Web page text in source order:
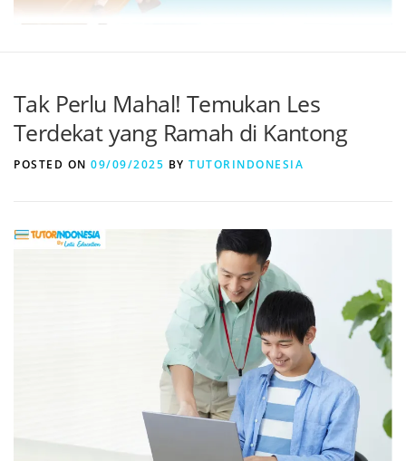
Tak Perlu Mahal! Temukan Les
Terdekat yang Ramah di Kantong
POSTED ON 09/09/2025 BY TUTORINDONESIA